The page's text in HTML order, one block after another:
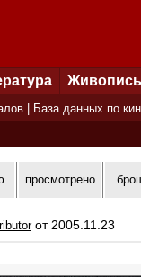
Живопись
База данных по
просмотрено
от 2005.11.23